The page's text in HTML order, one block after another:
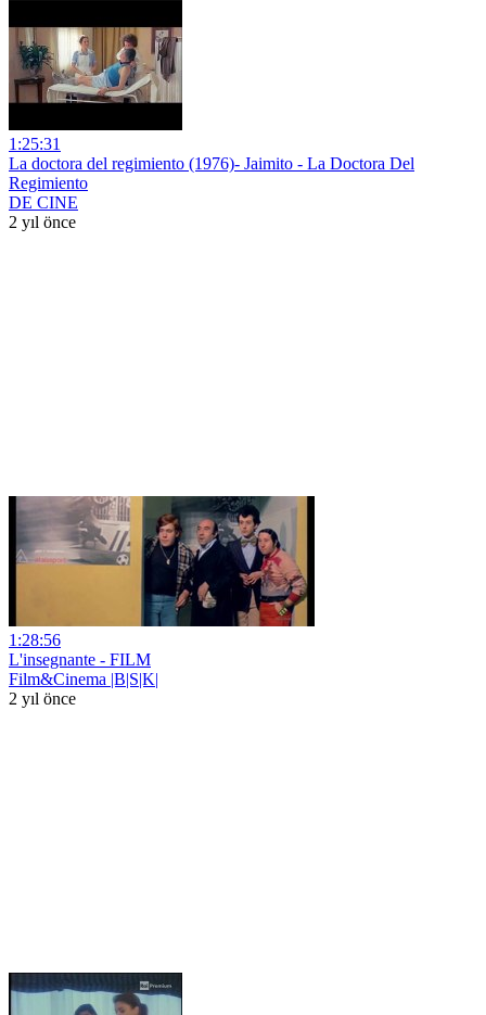
1:25:31
La doctora del regimiento (1976)- Jaimito - La Doctora Del
Regimiento
DE CINE
2 yıl önce
1:28:56
L'insegnante - FILM
Film&Cinema |B|S|K|
2 yıl önce